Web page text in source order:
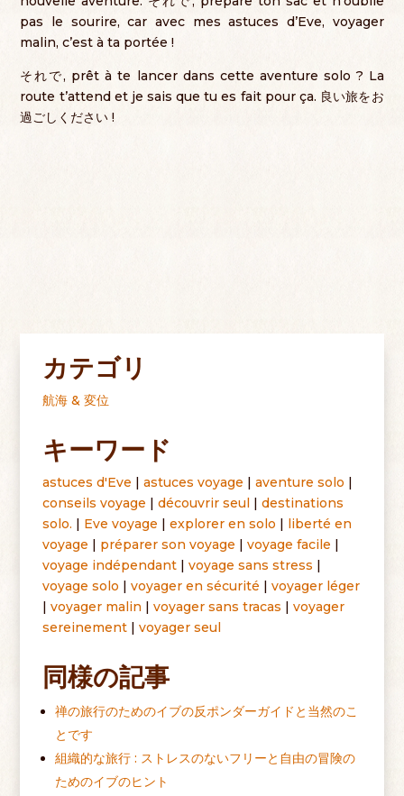
pas le sourire,car avec mes astuces d’Eve, voyager
malin,c’est à ta portée !
それで, prêt à te lancer dans cette aventure solo ? La
route t’attend et je sais que tu es fait pour ça. 良い旅をお
過ごしください !
カテゴリ
航海 & 変位
キーワード
astuces d'Eve |astuces voyage |aventure solo |
conseils voyage |découvrir seul |destinations
solo. | Eve voyage |explorer en solo | liberté en
voyage | préparer son voyage |voyage facile |
voyage indépendant |voyage sans stress |
voyage solo |voyager en sécurité |voyager léger
|voyager malin |voyager sans tracas |voyager
sereinement |voyager seul
同様の記事
禅の旅行のためのイブの反ポンダーガイドと当然のこ
とです
組織的な旅行 : ストレスのないフリーと自由の冒険の
ためのイブのヒント